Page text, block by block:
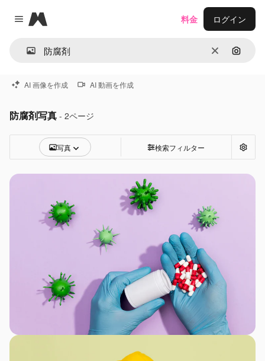
Close menu
Magnific
消去 画像で
料金 ログイン
AI 画像を作成 AI 動画を作成
防腐剤写真 - 2ページ
写真 検索フィルター